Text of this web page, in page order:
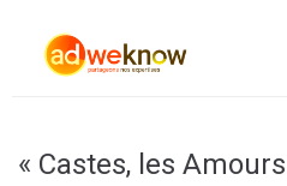
« Castes, les